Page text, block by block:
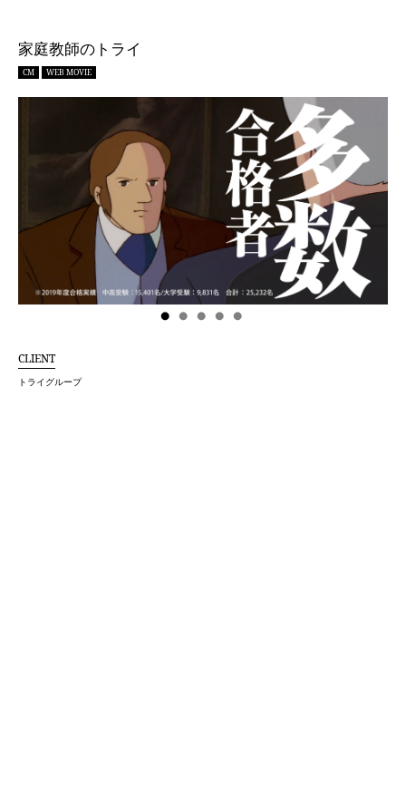
家庭教師のトライ
CM WEB MOVIE
CLIENT
トライグループ